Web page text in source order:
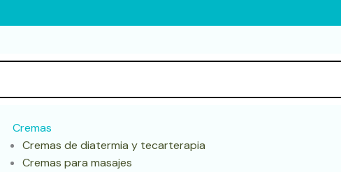
Cremas
Cremas de diatermia y tecarterapia
Cremas para masajes